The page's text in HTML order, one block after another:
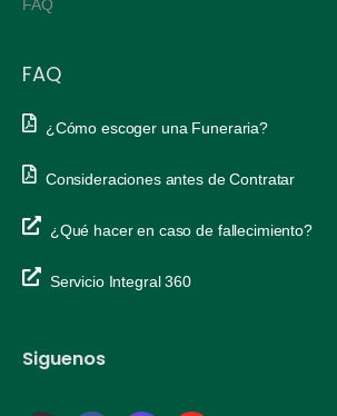
FAQ
FAQ
¿Cómo escoger una Funeraria?
Consideraciones antes de Contratar
¿Qué hacer en caso de fallecimiento?
Servicio Integral 360
Siguenos